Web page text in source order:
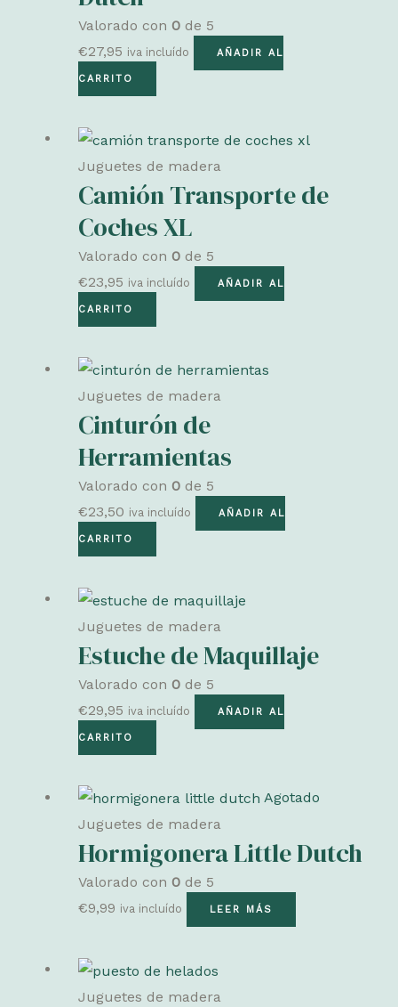
Valorado con 0 de 5
€27,95 iva incluído AÑADIR AL
CARRITO
Juguetes de madera
Camión Transporte de
Coches XL
Valorado con 0 de 5
€23,95 iva incluído AÑADIR AL
CARRITO
Juguetes de madera
Cinturón de
Herramientas
Valorado con 0 de 5
€23,50 iva incluído AÑADIR AL
CARRITO
Juguetes de madera
Estuche de Maquillaje
Valorado con 0 de 5
€29,95 iva incluído AÑADIR AL
CARRITO
Agotado
Juguetes de madera
Hormigonera Little Dutch
Valorado con 0 de 5
€9,99 iva incluído LEER MÁS
Juguetes de madera